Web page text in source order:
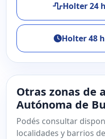
Holter 24
Holter 48
Otras zonas de
Autónoma de
Podés consultar
localidades y barrios